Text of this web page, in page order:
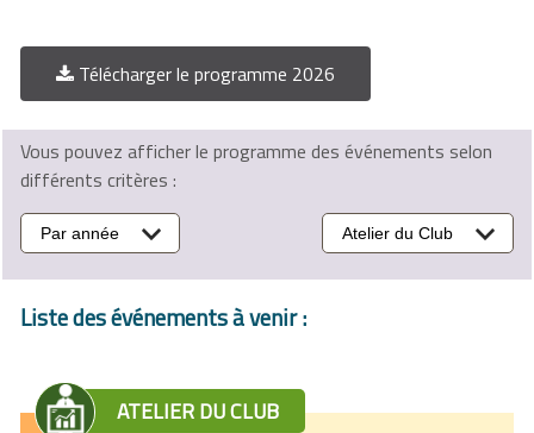
Télécharger le programme 2026
Vous pouvez afficher le programme des événements selon
différents critères :
Par année Atelier du Club
Liste des événements à venir :
ATELIER DU CLUB